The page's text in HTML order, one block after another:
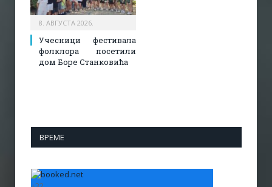
8. АВГУСТА 2026.
Учесници фестивала
фолклора посетили
дом Боре Станковића
ВРЕМЕ